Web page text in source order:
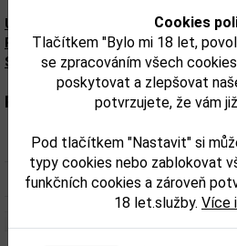
Cookies
Tlačítkem "Bylo mi 18 let,
se zpracováním všech
poskytovat a zlepšovat
potvrzujete, že vám
Pod tlačítkem "Nastavit" si
typy cookies nebo zablokovat
funkčních cookies a zároveň
18 let.služby. Více
Upozorňujeme, že tento produkt
Presné zloženie a alergény sú k
Skontrolujte prosím pred
Parametry:
Obsah alkoholu obj. %:
Objem obalu (L):